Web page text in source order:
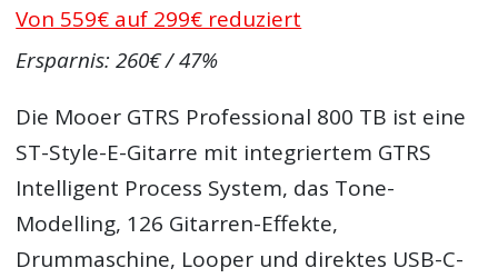
Von 559€ auf 299€ reduziert
Ersparnis: 260€ / 47%
Die Mooer GTRS Professional 800 TB ist eine
ST-Style-E-Gitarre mit integriertem GTRS
Intelligent Process System, das Tone-
Modelling, 126 Gitarren-Effekte,
Drummaschine, Looper und direktes USB-C-